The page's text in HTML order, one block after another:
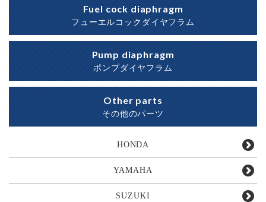
Fuel cock diaphragm
フューエルコックダイヤフラム
Pump diaphragm
ポンプダイヤフラム
Other parts
その他のパーツ
HONDA
YAMAHA
SUZUKI